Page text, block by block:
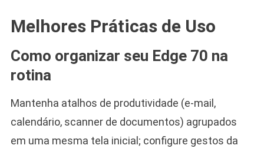
Melhores Práticas de Uso
Como organizar seu Edge 70 na
rotina
Mantenha atalhos de produtividade (e-mail,
calendário, scanner de documentos) agrupados
em uma mesma tela inicial; configure gestos da